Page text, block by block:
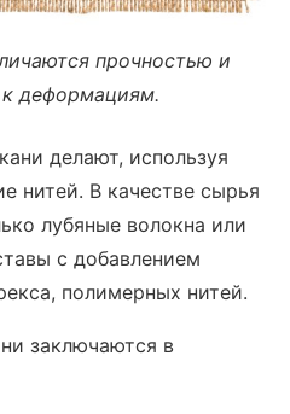
прочностью и
деформациям.
делают, используя
нитей. В качестве сырья
лубяные волокна или
с добавлением
полимерных нитей.
заключаются в